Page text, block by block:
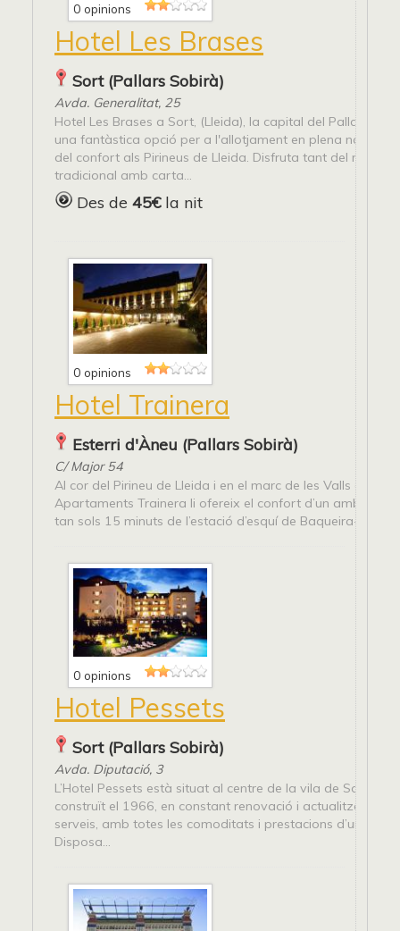
0 opinions
Hotel Les Brases
Sort (Pallars Sobirà)
Avda. Generalitat, 25
Hotel Les Brases a Sort, (Lleida), la capital del Pallars
una fantàstica opció per a l'allotjament en plena natura,
del confort als Pirineus de Lleida. Disfruta tant del nostre
tradicional amb carta...
Des de 45€la nit
0 opinions
Hotel Trainera
Esterri d'Àneu (Pallars Sobirà)
C/ Major 54
Al cor del Pirineu de Lleida i en el marc de les Valls d’Àneu,
Apartaments Trainera li ofereix el confort d’un ambient
tan sols 15 minuts de l’estació d’esquí de Baqueira-Beret
0 opinions
Hotel Pessets
Sort (Pallars Sobirà)
Avda. Diputació, 3
L’Hotel Pessets està situat al centre de la vila de Sort, en
construït el 1966, en constant renovació i actualització
serveis, amb totes les comoditats i prestacions d’un gran
Disposa...